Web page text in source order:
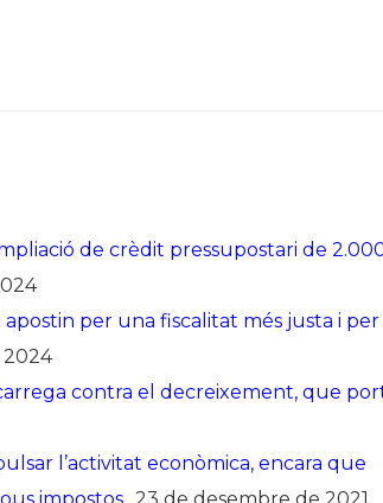
per una fiscalitat més justa i per
contra el decreixement, que
l’activitat econòmica, encara que
impostos